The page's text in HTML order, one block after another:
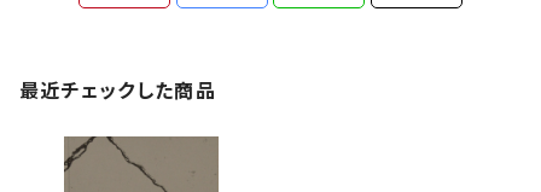
最近チェックした商品